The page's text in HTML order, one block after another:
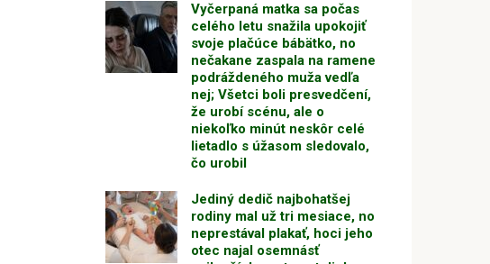
Vyčerpaná matka sa počas
celého letu snažila upokojiť
svoje plačúce bábätko, no
nečakane zaspala na ramene
podráždeného muža vedľa
nej; Všetci boli presvedčení,
že urobí scénu, ale o
niekoľko minút neskôr celé
lietadlo s úžasom sledovalo,
čo urobil
Jediný dedič najbohatšej
rodiny mal už tri mesiace, no
neprestával plakať, hoci jeho
otec najal osemnásť